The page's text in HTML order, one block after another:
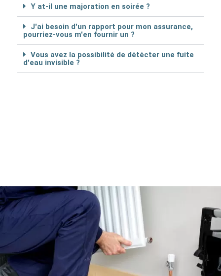
Y at-il une majoration en soirée ?
J'ai besoin d'un rapport pour mon assurance,
pourriez-vous m'en fournir un ?
Vous avez la possibilité de détécter une fuite
d'eau invisible ?